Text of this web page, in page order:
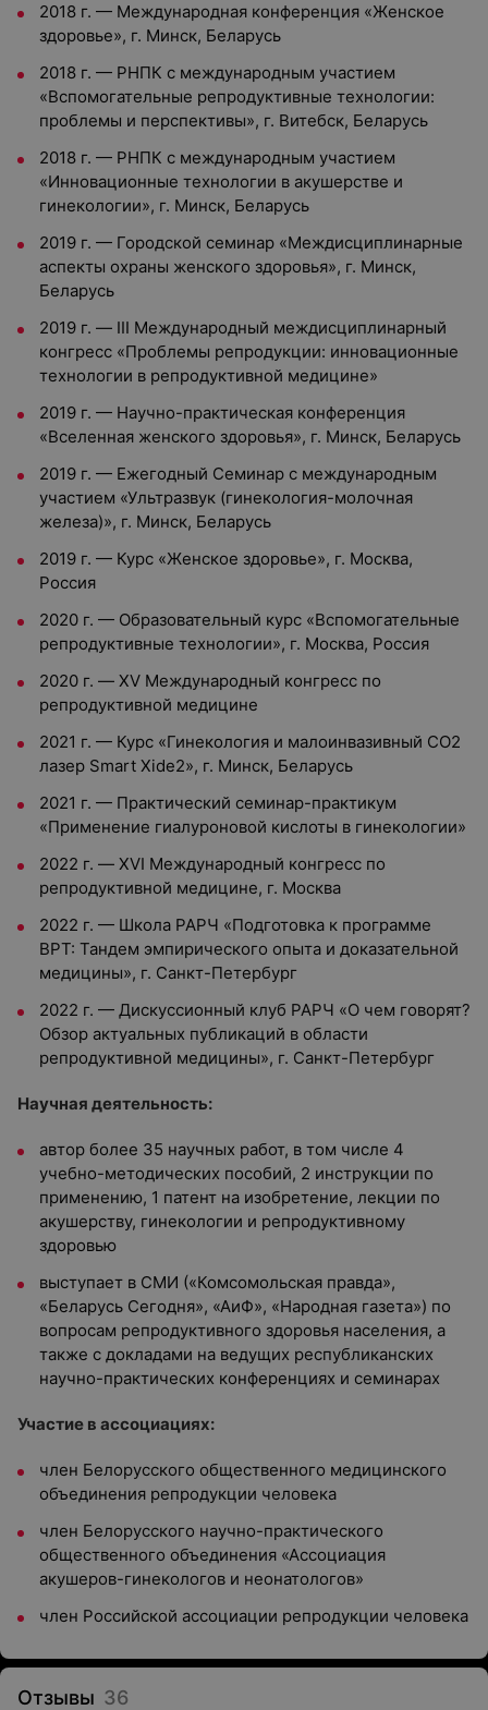
2018 г. — Международная конференция «Женское
здоровье», г. Минск, Беларусь
2018 г. — РНПК с международным участием
«Вспомогательные репродуктивные технологии:
проблемы и перспективы», г. Витебск, Беларусь
2018 г. — РНПК с международным участием
«Инновационные технологии в акушерстве и
гинекологии», г. Минск, Беларусь
2019 г. — Городской семинар «Междисциплинарные
аспекты охраны женского здоровья», г. Минск,
Беларусь
2019 г. — III Международный междисциплинарный
конгресс «Проблемы репродукции: инновационные
технологии в репродуктивной медицине»
2019 г. — Научно-практическая конференция
«Вселенная женского здоровья», г. Минск, Беларусь
2019 г. — Ежегодный Семинар с международным
участием «Ультразвук (гинекология-молочная
железа)», г. Минск, Беларусь
2019 г. — Курс «Женское здоровье», г. Москва,
Россия
2020 г. — Образовательный курс «Вспомогательные
репродуктивные технологии», г. Москва, Россия
2020 г. — XV Международный конгресс по
репродуктивной медицине
2021 г. — Курс «Гинекология и малоинвазивный СО2
лазер Smart Xide2», г. Минск, Беларусь
2021 г. — Практический семинар-практикум
«Применение гиалуроновой кислоты в гинекологии»
2022 г. — XVI Международный конгресс по
репродуктивной медицине, г. Москва
2022 г. — Школа РАРЧ «Подготовка к программе
ВРТ: Тандем эмпирического опыта и доказательной
медицины», г. Санкт-Петербург
2022 г. — Дискуссионный клуб РАРЧ «О чем говорят?
Обзор актуальных публикаций в области
репродуктивной медицины», г. Санкт-Петербург
Научная деятельность:
автор более 35 научных работ, в том числе 4
учебно-методических пособий, 2 инструкции по
применению, 1 патент на изобретение, лекции по
акушерству, гинекологии и репродуктивному
здоровью
выступает в СМИ («Комсомольская правда»,
«Беларусь Сегодня», «АиФ», «Народная газета») по
вопросам репродуктивного здоровья населения, а
также с докладами на ведущих республиканских
научно-практических конференциях и семинарах
Участие в ассоциациях:
член Белорусского общественного медицинского
объединения репродукции человека
член Белорусского научно-практического
общественного объединения «Ассоциация
акушеров-гинекологов и неонатологов»
член Российской ассоциации репродукции человека
Отзывы 36